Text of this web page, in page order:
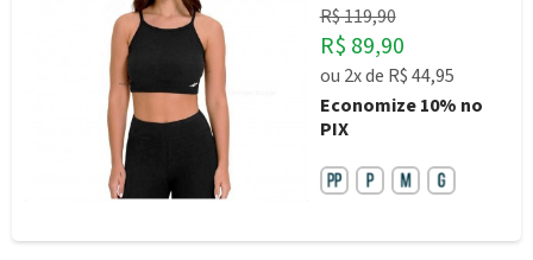
R$ 119,90
R$ 89,90
ou 2xde R$ 44,95
Economize10% no
PIX